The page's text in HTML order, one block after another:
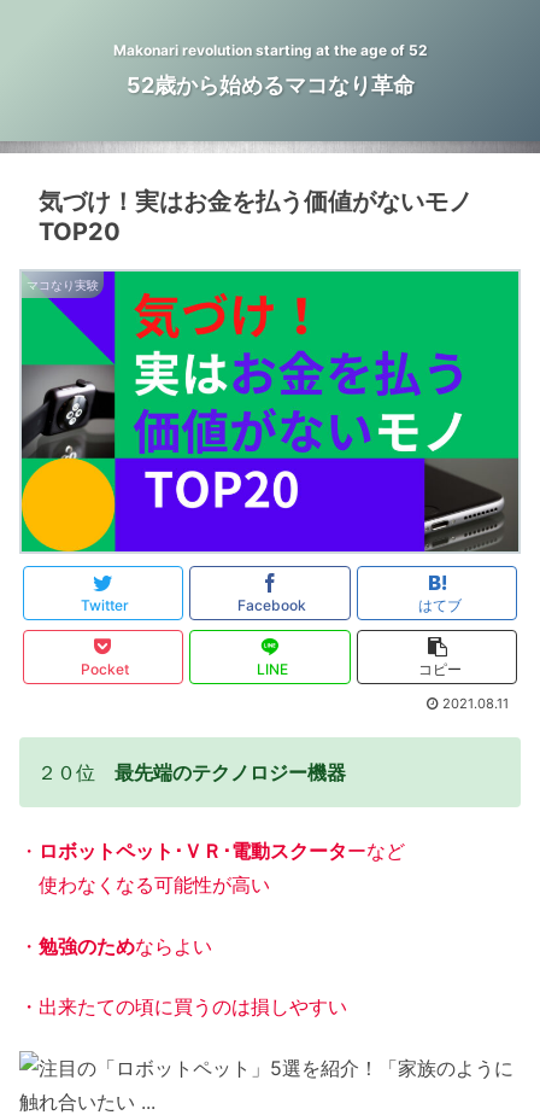
Makonari revolution starting at the age of 52
52歳から始めるマコなり革命
気づけ！実はお金を払う価値がないモノ
TOP20
マコなり実験
Twitter Facebook はてブ
Pocket LINE コピー
2021.08.11
２０位 最先端のテクノロジー機器
・ ロボットペット･ＶＲ･電動スクーターなど
使わなくなる可能性が高い
・ 勉強のためならよい
・出来たての頃に買うのは損しやすい